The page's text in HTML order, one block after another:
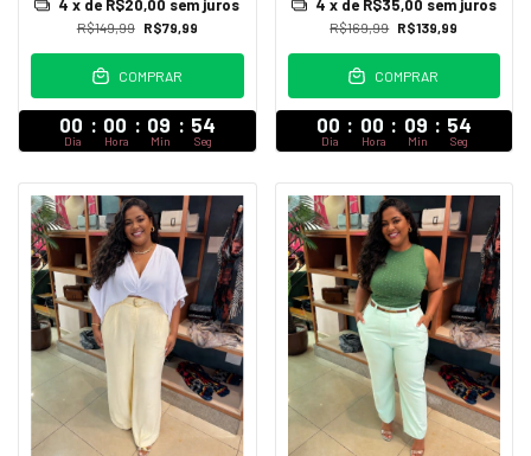
R$149,99 R$79,99
4 x de R$20,00 sem juros
COMPRAR
00 : 00 : 09 : 52
Dia Hora Min Seg
R$169,99 R$139,99
4 x de R$35,00 sem juros
COMPRAR
00 : 00 : 09 : 52
Dia Hora Min Seg